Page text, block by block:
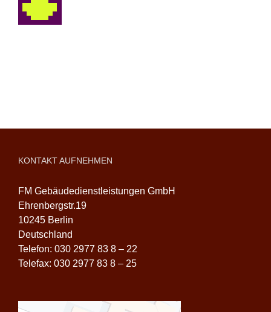
KONTAKT AUFNEHMEN
FM Gebäudedienstleistungen GmbH
Ehrenbergstr.19
10245 Berlin
Deutschland
Telefon: 030 2977 83 8 – 22
Telefax: 030 2977 83 8 – 25